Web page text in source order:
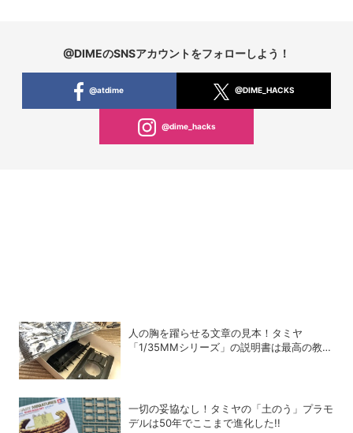
@DIMEのSNSアカウントをフォローしよう！
@atdime @DIME_HACKS
@dime_hacks
人の胸を躍らせる文章の見本！タミヤ
「1/35MMシリーズ」の説明書は最高の教科
一切の妥協なし！タミヤの「土のう」プラモ
デルは50年でここまで進化した!!